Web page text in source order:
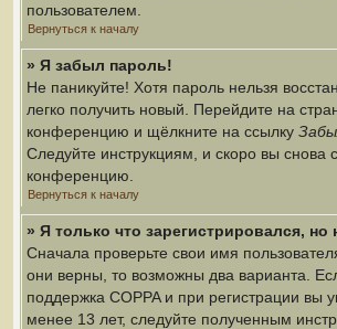
пользователем.
Вернуться к началу
» Я забыл пароль!
Не паникуйте! Хотя пароль нельзя
легко получить новый. Перейдите на
конференцию и щёлкните на ссылку
Следуйте инструкциям, и скоро вы снова
конференцию.
Вернуться к началу
» Я только что зарегистрировался, но
Сначала проверьте свои имя
они верны, то возможны два варианта.
поддержка COPPA и при регистрации вы
менее 13 лет, следуйте полученным